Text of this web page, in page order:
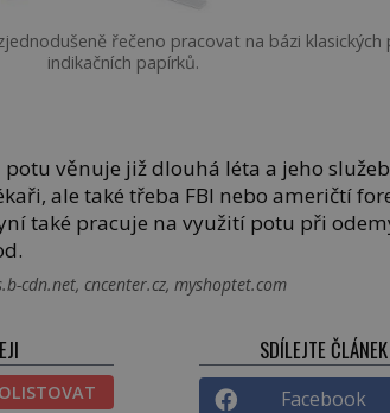
řečeno pracovat na bázi klasických
indikačních papírků.
věnuje již dlouhá léta a jeho
ale také třeba FBI nebo američtí
také pracuje na využití potu při
cdn.net, cncenter.cz, myshoptet.com
SDÍLEJTE ČLÁNEK
Facebook